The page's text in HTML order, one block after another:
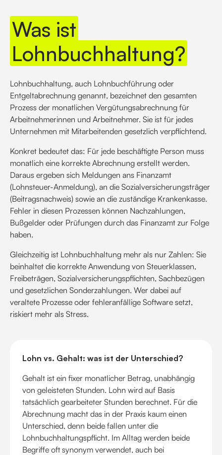
Was ist
Lohnbuchhaltung?
Lohnbuchhaltung, auch Lohnbuchführung oder
Entgeltabrechnung genannt, bezeichnet den gesamten
Prozess der monatlichen Vergütungsabrechnung für
Arbeitnehmerinnen und Arbeitnehmer. Sie ist für jedes
Unternehmen mit Mitarbeitenden gesetzlich verpflichtend.
Konkret bedeutet das: Für jede beschäftigte Person muss
monatlich eine korrekte Abrechnung erstellt werden.
Daraus ergeben sich Meldungen ans Finanzamt
(Lohnsteuer-Anmeldung), an die Sozialversicherungsträger
(Beitragsnachweis) sowie an die zuständige Krankenkasse.
Fehler in diesen Prozessen können Nachzahlungen,
Bußgelder oder Prüfungen durch das Finanzamt zur Folge
haben.
Gleichzeitig ist Lohnbuchhaltung mehr als nur Zahlen: Sie
beinhaltet die korrekte Anwendung von Steuerklassen,
Freibeträgen, Sozialversicherungspflichten, Sachbezügen
und gesetzlichen Sonderzahlungen. Wer dabei auf
veraltete Prozesse oder fehleranfällige Software setzt,
riskiert mehr als Stress.
Lohn vs. Gehalt: was ist der Unterschied?
Gehalt ist ein fixer monatlicher Betrag, unabhängig
von geleisteten Stunden. Lohn wird auf Basis
tatsächlich gearbeiteter Stunden berechnet. Für die
Abrechnung macht das in der Praxis kaum einen
Unterschied, denn beide fallen unter die
Lohnbuchhaltungspflicht. Im Alltag werden beide
Begriffe oft synonym verwendet, auch bei